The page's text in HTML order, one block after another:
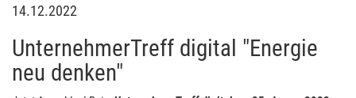
14.12.2022
UnternehmerTreff digital "Energie
neu denken"